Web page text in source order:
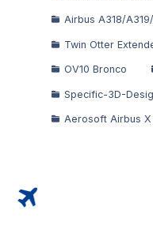
Airbus A318/
Twin Otter
OV10 Bronco
Specific-3D-
Aerosoft Airbus